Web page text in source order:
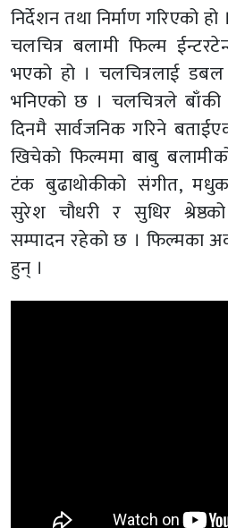
निर्देशन तथा निर्माण गरिएको हो ।
चलचित्र बलामी फिल्म
भएको हो । चलचित्रलाई डबल
भनिएको छ । चलचित्रले बाँकी
दिनमै सार्वजनिक गरिने
खिचेको फिल्ममा बाबु
टंक बुढाथोकीको संगीत,
सुरेश चौधरी र सुधिर
सम्पादन रहेको छ । फिल्मका
हुन् ।